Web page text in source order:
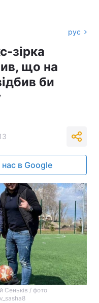
рус
зірка
що на
би
нас в Google
Сеньків / фото